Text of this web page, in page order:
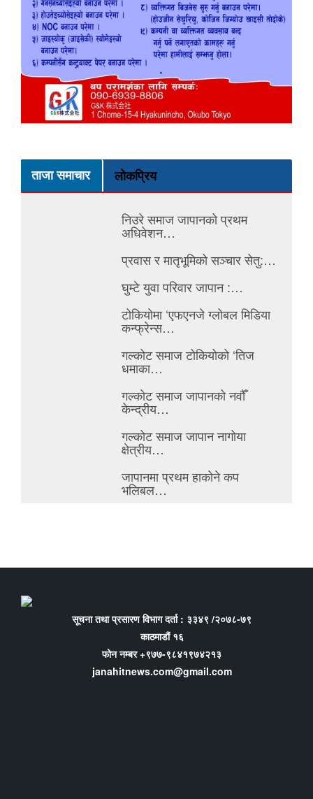
ताजा समाचार लोकप्रिय
निउरे समाज जापानको प्रथम
अधिवेशन…
प्रवास र मातृभूमिको सञ्चार सेतु:…
घुम्टे युवा परिवार जापान :…
टोकियोमा ‘एफएनजे ग्लोबल मिडिया
कन्फ्रेन्स…
गल्कोट समाज टोकियोको ‘तिज
धमाका…
गल्कोट समाज जापानको नवौँ
केन्द्रीय…
गल्कोट समाज जापान नागोया
क्षेत्रीय…
जापानमा प्रथम हाकोने कप
भलिबल…
सूचना तथा प्रसारण विभाग दर्ता : ३३४९ /२०७८-७९
काठमाडौं १६
फोन नम्बर +९७७-९८४१९७४२१३
janahitnews.com@gmail.com